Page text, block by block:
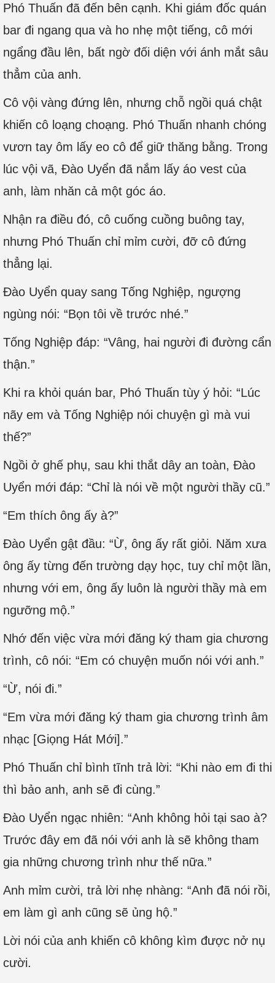
Phó Thuấn đã đến bên cạnh. Khi giám đốc quán
bar đi ngang qua và ho nhẹ một tiếng, cô mới
ngẩng đầu lên, bất ngờ đối diện với ánh mắt sâu
thẳm của anh.
Cô vội vàng đứng lên, nhưng chỗ ngồi quá chật
khiến cô loạng choạng. Phó Thuấn nhanh chóng
vươn tay ôm lấy eo cô để giữ thăng bằng. Trong
lúc vội vã, Đào Uyển đã nắm lấy áo vest của
anh, làm nhăn cả một góc áo.
Nhận ra điều đó, cô cuống cuồng buông tay,
nhưng Phó Thuấn chỉ mỉm cười, đỡ cô đứng
thẳng lại.
Đào Uyển quay sang Tống Nghiệp, ngượng
ngùng nói: “Bọn tôi về trước nhé.”
Tống Nghiệp đáp: “Vâng, hai người đi đường cẩn
thận.”
Khi ra khỏi quán bar, Phó Thuấn tùy ý hỏi: “Lúc
nãy em và Tống Nghiệp nói chuyện gì mà vui
thế?”
Ngồi ở ghế phụ, sau khi thắt dây an toàn, Đào
Uyển mới đáp: “Chỉ là nói về một người thầy cũ.”
“Em thích ông ấy à?”
Đào Uyển gật đầu: “Ừ, ông ấy rất giỏi. Năm xưa
ông ấy từng đến trường dạy học, tuy chỉ một lần,
nhưng với em, ông ấy luôn là người thầy mà em
ngưỡng mộ.”
Nhớ đến việc vừa mới đăng ký tham gia chương
trình, cô nói: “Em có chuyện muốn nói với anh.”
“Ừ, nói đi.”
“Em vừa mới đăng ký tham gia chương trình âm
nhạc [Giọng Hát Mới].”
Phó Thuấn chỉ bình tĩnh trả lời: “Khi nào em đi thi
thì bảo anh, anh sẽ đi cùng.”
Đào Uyển ngạc nhiên: “Anh không hỏi tại sao à?
Trước đây em đã nói với anh là sẽ không tham
gia những chương trình như thế nữa.”
Anh mỉm cười, trả lời nhẹ nhàng: “Anh đã nói rồi,
em làm gì anh cũng sẽ ủng hộ.”
Lời nói của anh khiến cô không kìm được nở nụ
cười.